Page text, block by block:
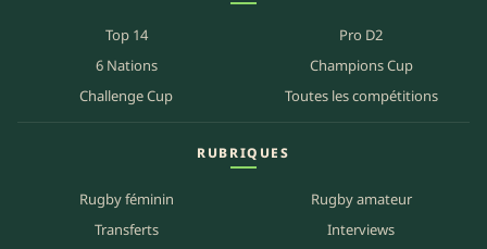
Top 14
Pro D2
6 Nations
Champions Cup
Challenge Cup
Toutes les compétitions
RUBRIQUES
Rugby féminin
Rugby amateur
Transferts
Interviews